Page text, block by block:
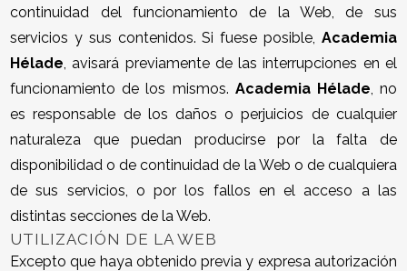
continuidad del funcionamiento de la Web, de sus
servicios y sus contenidos. Si fuese posible, Academia
Hélade, avisará previamente de las interrupciones en el
funcionamiento de los mismos. Academia Hélade, no
es responsable de los daños o perjuicios de cualquier
naturaleza que puedan producirse por la falta de
disponibilidad o de continuidad de la Web o de cualquiera
de sus servicios, o por los fallos en el acceso a las
distintas secciones de la Web.
UTILIZACIÓN DE LA WEB
Excepto que haya obtenido previa y expresa autorización